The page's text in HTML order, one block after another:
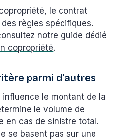
le contrat
règles spécifiques.
notre guide dédié
copropriété.
parmi d'autres
le montant de la
le volume de
en cas de sinistre total.
se basent pas sur une